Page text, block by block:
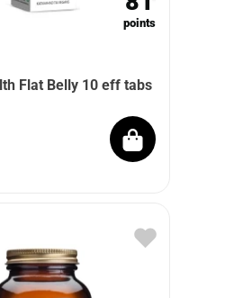
points
Flat Belly 10 eff tabs